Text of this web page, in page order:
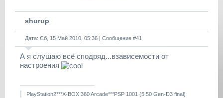
shurup
Дата: Сб, 15 Май 2010, 05:36 | Сообщение #41
А я слушаю всё сподряд...взависемости от
настроения
PlayStation2***X-BOX 360 Arcade***PSP 1001 (5.50 Gen-D3 final)